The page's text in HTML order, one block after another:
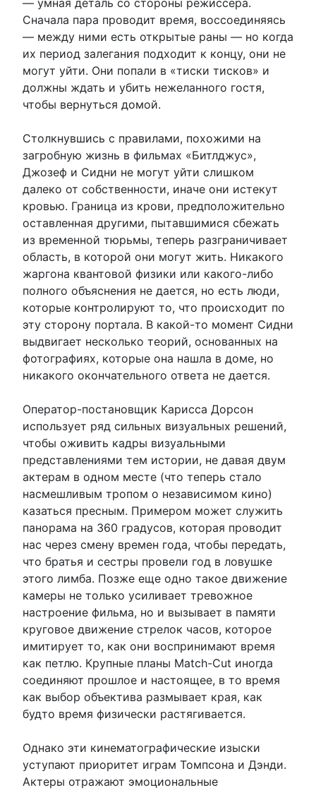
Сначала пара проводит время, воссоединяясь
— между ними есть открытые раны — но когда
их период залегания подходит к концу, они не
могут уйти. Они попали в «тиски тисков» и
должны ждать и убить нежеланного гостя,
чтобы вернуться домой.
Столкнувшись с правилами, похожими на
загробную жизнь в фильмах «Битлджус»,
Джозеф и Сидни не могут уйти слишком
далеко от собственности, иначе они истекут
кровью. Граница из крови, предположительно
оставленная другими, пытавшимися сбежать
из временной тюрьмы, теперь разграничивает
область, в которой они могут жить. Никакого
жаргона квантовой физики или какого-либо
полного объяснения не дается, но есть люди,
которые контролируют то, что происходит по
эту сторону портала. В какой-то момент Сидни
выдвигает несколько теорий, основанных на
фотографиях, которые она нашла в доме, но
никакого окончательного ответа не дается.
Оператор-постановщик Карисса Дорсон
использует ряд сильных визуальных решений,
чтобы оживить кадры визуальными
представлениями тем истории, не давая двум
актерам в одном месте (что теперь стало
насмешливым тропом о независимом кино)
казаться пресным. Примером может служить
панорама на 360 градусов, которая проводит
нас через смену времен года, чтобы передать,
что братья и сестры провели год в ловушке
этого лимба. Позже еще одно такое движение
камеры не только усиливает тревожное
настроение фильма, но и вызывает в памяти
круговое движение стрелок часов, которое
имитирует то, как они воспринимают время
как петлю. Крупные планы Match-Cut иногда
соединяют прошлое и настоящее, в то время
как выбор объектива размывает края, как
будто время физически растягивается.
Однако эти кинематографические изыски
уступают приоритет играм Томпсона и Дэнди.
Актеры отражают эмоциональные